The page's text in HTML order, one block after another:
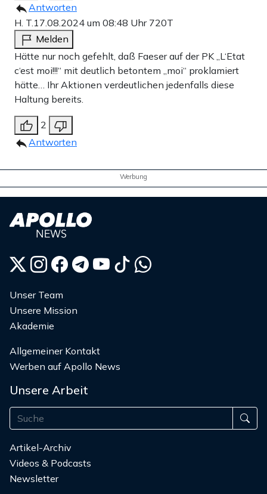
Antworten
H. T. 17.08.2024 um 08:48 Uhr 720T
Melden
Hätte nur noch gefehlt, daß Faeser auf der PK „L‘Etat
c‘est moi!!!“ mit deutlich betontem „moi“ proklamiert
hätte… Ihr Aktionen verdeutlichen jedenfalls diese
Haltung bereits.
2
Antworten
Werbung
Unser Team
Unsere Mission
Akademie
Allgemeiner Kontakt
Werben auf Apollo News
Unsere Arbeit
Artikel-Archiv
Videos & Podcasts
Newsletter